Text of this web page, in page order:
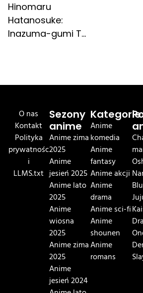
Hinomaru
Hatanosuke:
Inazuma-gumi T...
O nas
Kontakt
Polityka
prywatnośc
i
LLMS.txt
Sezony
anime
Anime zima
2025
Anime
jesień 2025
Anime lato
2025
Anime
wiosna
2025
Anime zima
2025
Anime
jesień 2024
Kategorie
Anime
komedia
Anime
fantasy
Anime akcji
Anime
drama
Anime sci-fi
Anime
shounen
Anime
romans